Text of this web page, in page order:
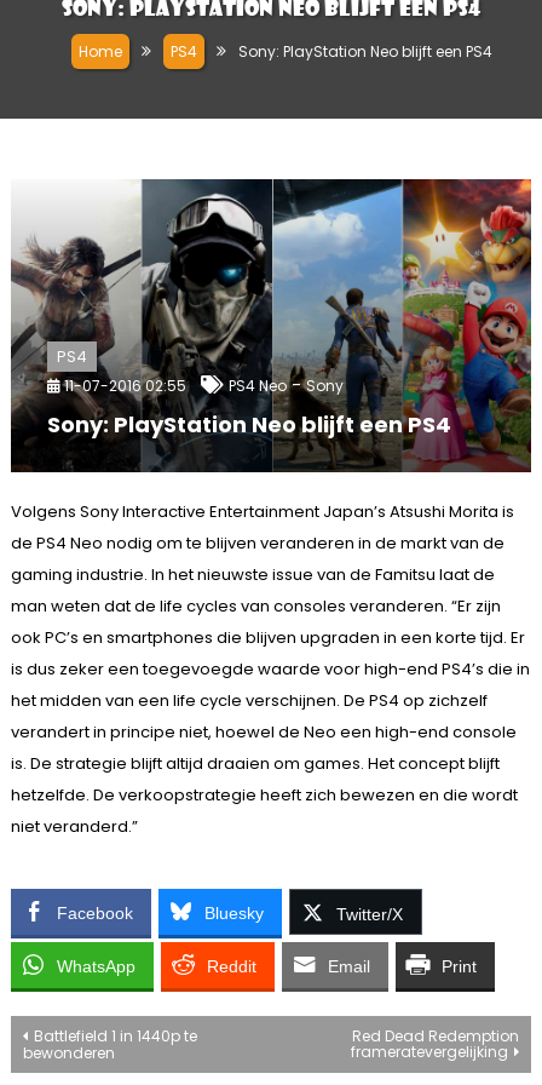
Sony: PlayStation Neo blijft een PS4
Home PS4 Sony: PlayStation Neo blijft een PS4
PS4
11-07-2016 02:55 PS4 Neo-Sony
Sony: PlayStation Neo blijft een PS4
Volgens Sony Interactive Entertainment Japan’s Atsushi Morita is
de PS4 Neo nodig om te blijven veranderen in de markt van de
gaming industrie. In het nieuwste issue van de Famitsu laat de
man weten dat de life cycles van consoles veranderen. “Er zijn
ook PC’s en smartphones die blijven upgraden in een korte tijd. Er
is dus zeker een toegevoegde waarde voor high-end PS4’s die in
het midden van een life cycle verschijnen. De PS4 op zichzelf
verandert in principe niet, hoewel de Neo een high-end console
is. De strategie blijft altijd draaien om games. Het concept blijft
hetzelfde. De verkoopstrategie heeft zich bewezen en die wordt
niet veranderd.”
Facebook Bluesky Twitter/X
WhatsApp Reddit Email Print
Bericht
Battlefield 1 in 1440p te
bewonderen
Red Dead Redemption
frameratevergelijking